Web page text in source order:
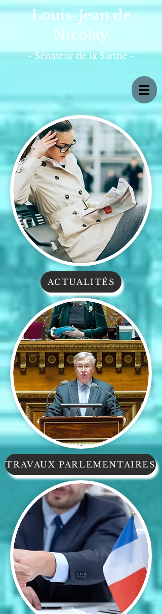
Louis-Jean de
Nicolaÿ
- Sénateur de la Sarthe -
ACTUALITÉS
TRAVAUX PARLEMENTAIRES